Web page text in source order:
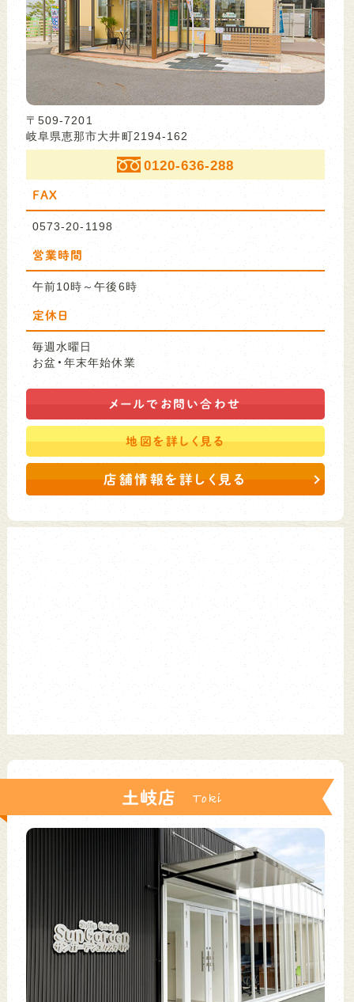
〒509-7201
岐阜県恵那市大井町2194-162
0120-636-288
FAX
0573-20-1198
営業時間
午前10時～午後6時
定休日
毎週水曜日
お盆・年末年始休業
メールで お問い合わせ
地図を詳しく見る
店舗情報を詳しく見る
土岐店